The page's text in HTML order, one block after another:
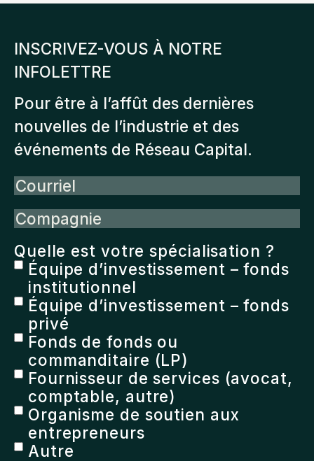
INSCRIVEZ-VOUS À NOTRE
INFOLETTRE
Pour être à l’affût des dernières
nouvelles de l’industrie et des
événements de Réseau Capital.
Courriel
Compagnie
Quelle est votre spécialisation ?
Équipe d’investissement – fonds
institutionnel
Équipe d’investissement – fonds
privé
Fonds de fonds ou
commanditaire (LP)
Fournisseur de services (avocat,
comptable, autre)
Organisme de soutien aux
entrepreneurs
Autre